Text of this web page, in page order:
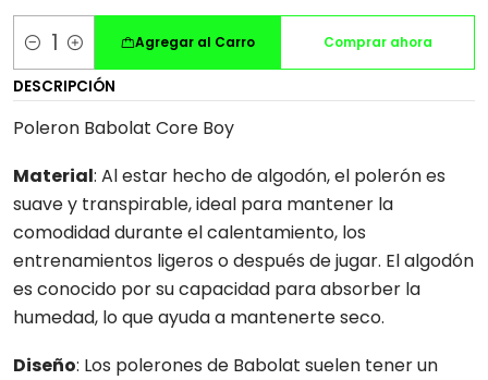
Cantidad
Agregar al Carro Comprar ahora
DESCRIPCIÓN
Poleron Babolat Core Boy
Material: Al estar hecho de algodón, el polerón es
suave y transpirable, ideal para mantener la
comodidad durante el calentamiento, los
entrenamientos ligeros o después de jugar. El algodón
es conocido por su capacidad para absorber la
humedad, lo que ayuda a mantenerte seco.
Diseño: Los polerones de Babolat suelen tener un